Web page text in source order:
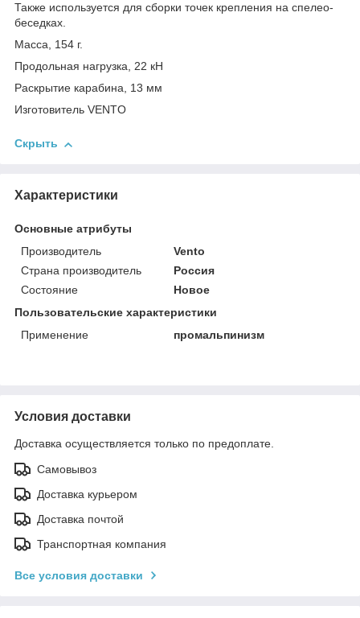
Также используется для сборки точек крепления на спелео-
беседках.
Масса, 154 г.
Продольная нагрузка, 22 кН
Раскрытие карабина, 13 мм
Изготовитель VENTO
Скрыть
Характеристики
Основные атрибуты
Производитель
Vento
Страна производитель
Россия
Состояние
Новое
Пользовательские характеристики
Применение
промальпинизм
Условия доставки
Доставка осуществляется только по предоплате.
Самовывоз
Доставка курьером
Доставка почтой
Транспортная компания
Все условия доставки